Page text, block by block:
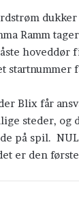
Ramm
hoveddør
Blix får
steder, og
på spil.
er den